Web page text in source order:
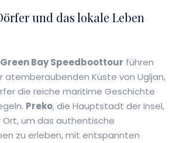
und das lokale Leben
Green Bay Speedboottour führen
atemberaubenden Küste von Ugljan,
die reiche maritime Geschichte
Preko, die Hauptstadt der Insel,
um das authentische
zu erleben, mit entspannten